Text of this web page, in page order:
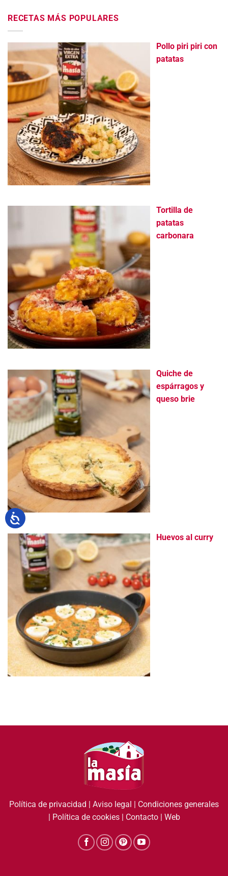
RECETAS MÁS POPULARES
Pollo piri piri con
patatas
Tortilla de
patatas
carbonara
Quiche de
espárragos y
queso brie
Huevos al curry
Política de privacidad | Aviso legal | Condiciones generales
| Política de cookies| Contacto| Web